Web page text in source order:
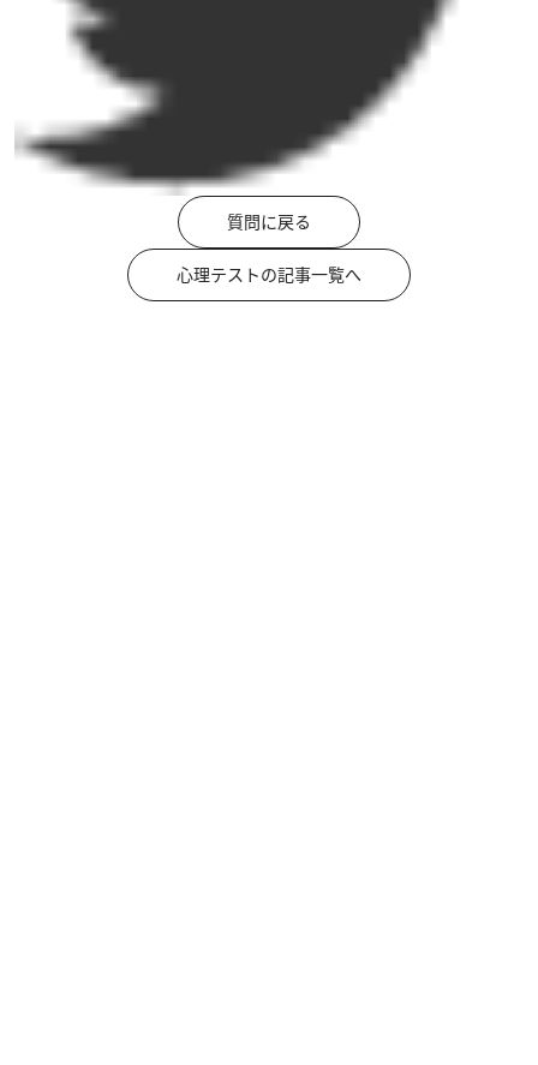
質問に戻る
心理テストの記事一覧へ